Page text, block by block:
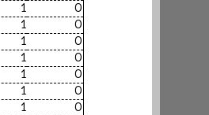
1
0
1
0
1
0
1
0
1
0
1
0
1
0